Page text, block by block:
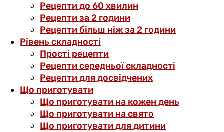
Рецепти до 60 хвилин
Рецепти за 2 години
Рецепти більш ніж за 2 години
Рівень складності
Прості рецепти
Рецепти середньої складності
Рецепти для досвідчених
Що приготувати
Що приготувати на кожен день
Що приготувати на свято
Що приготувати для дитини